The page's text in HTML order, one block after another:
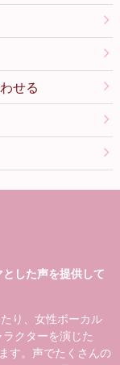
せる
とした声を提供して
り、女性ボーカル
クターを演じた
す。声でたくさんの